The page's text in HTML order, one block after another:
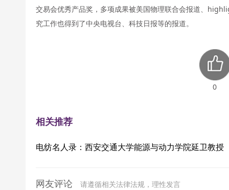
交易会优秀产品奖，多项成果被美国物理联合会报道、
究工作也得到了中央电视台、科技日报等的报道。
0
相关推荐
电纺名人录：西安交通大学能源与动力学院延卫教授
网友评论 请遵循相关法律法规，理性发言